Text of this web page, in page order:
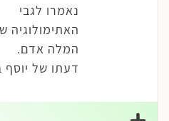
נאמרו לגבי
האתימולוגיה
המלה אדם.
דעתו של יוסף